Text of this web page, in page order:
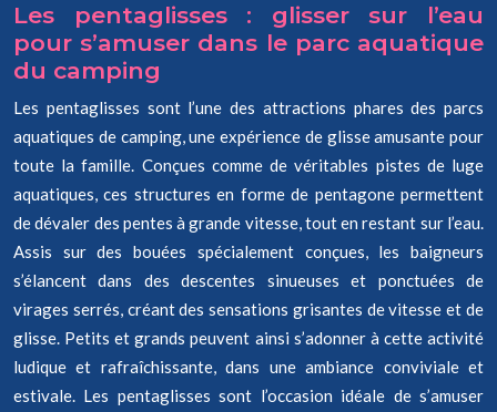
Les pentaglisses : glisser sur l’eau
pour s’amuser dans le parc aquatique
du camping
Les pentaglisses sont l’une des attractions phares des parcs
aquatiques de camping, une expérience de glisse amusante pour
toute la famille. Conçues comme de véritables pistes de luge
aquatiques, ces structures en forme de pentagone permettent
de dévaler des pentes à grande vitesse, tout en restant sur l’eau.
Assis sur des bouées spécialement conçues, les baigneurs
s’élancent dans des descentes sinueuses et ponctuées de
virages serrés, créant des sensations grisantes de vitesse et de
glisse. Petits et grands peuvent ainsi s’adonner à cette activité
ludique et rafraîchissante, dans une ambiance conviviale et
estivale. Les pentaglisses sont l’occasion idéale de s’amuser